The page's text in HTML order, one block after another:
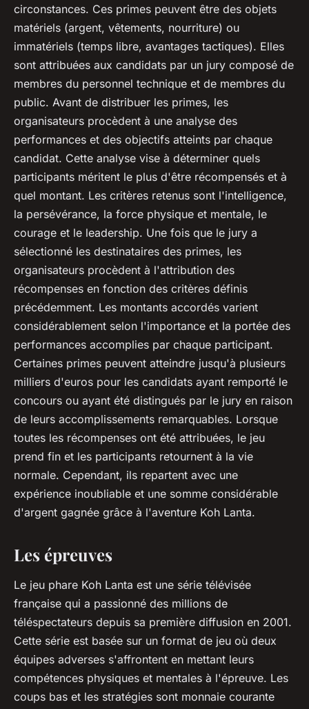
circonstances. Ces primes peuvent être des objets
matériels (argent, vêtements, nourriture) ou
immatériels (temps libre, avantages tactiques). Elles
sont attribuées aux candidats par un jury composé de
membres du personnel technique et de membres du
public. Avant de distribuer les primes, les
organisateurs procèdent à une analyse des
performances et des objectifs atteints par chaque
candidat. Cette analyse vise à déterminer quels
participants méritent le plus d'être récompensés et à
quel montant. Les critères retenus sont l'intelligence,
la persévérance, la force physique et mentale, le
courage et le leadership. Une fois que le jury a
sélectionné les destinataires des primes, les
organisateurs procèdent à l'attribution des
récompenses en fonction des critères définis
précédemment. Les montants accordés varient
considérablement selon l'importance et la portée des
performances accomplies par chaque participant.
Certaines primes peuvent atteindre jusqu'à plusieurs
milliers d'euros pour les candidats ayant remporté le
concours ou ayant été distingués par le jury en raison
de leurs accomplissements remarquables. Lorsque
toutes les récompenses ont été attribuées, le jeu
prend fin et les participants retournent à la vie
normale. Cependant, ils repartent avec une
expérience inoubliable et une somme considérable
d'argent gagnée grâce à l'aventure Koh Lanta.
Les épreuves
Le jeu phare Koh Lanta est une série télévisée
française qui a passionné des millions de
téléspectateurs depuis sa première diffusion en 2001.
Cette série est basée sur un format de jeu où deux
équipes adverses s'affrontent en mettant leurs
compétences physiques et mentales à l'épreuve. Les
coups bas et les stratégies sont monnaie courante